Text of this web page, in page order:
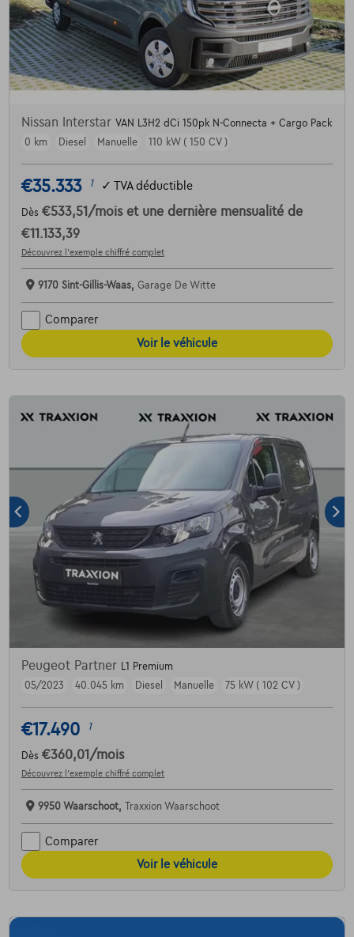
Nissan Interstar VAN L3H2 dCi 150pk N-Connecta + Cargo Pack
0 km
Diesel Manuelle 110 kW ( 150 CV )
€35.333 1 ✓ TVA déductible
Dès €533,51 /mois et une dernière mensualité de
€11.133,39
Découvrez l’exemple chiffré complet
9170 Sint-Gillis-Waas, Garage De Witte
Comparer
Voir le véhicule
Peugeot Partner L1 Premium
05/2023
40.045 km Diesel Manuelle 75 kW ( 102 CV )
€17.490 1
Dès €360,01 /mois
Découvrez l’exemple chiffré complet
9950 Waarschoot, Traxxion Waarschoot
Comparer
Voir le véhicule